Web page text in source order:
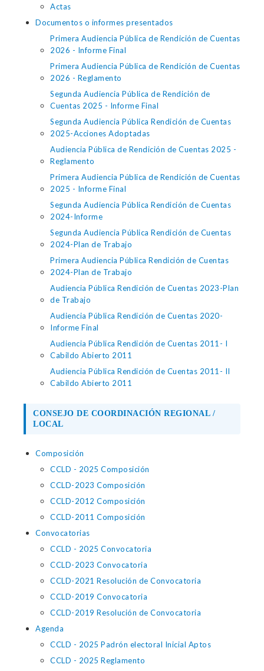
Actas
Documentos o informes presentados
Primera Audiencia Pública de Rendición de Cuentas
2026 - Informe Final
Primera Audiencia Pública de Rendición de Cuentas
2026 - Reglamento
Segunda Audiencia Pública de Rendición de
Cuentas 2025 - Informe Final
Segunda Audiencia Pública Rendición de Cuentas
2025-Acciones Adoptadas
Audiencia Pública de Rendición de Cuentas 2025 -
Reglamento
Primera Audiencia Pública de Rendición de Cuentas
2025 - Informe Final
Segunda Audiencia Pública Rendición de Cuentas
2024-Informe
Segunda Audiencia Pública Rendición de Cuentas
2024-Plan de Trabajo
Primera Audiencia Pública Rendición de Cuentas
2024-Plan de Trabajo
Audiencia Pública Rendición de Cuentas 2023-Plan
de Trabajo
Audiencia Pública Rendición de Cuentas 2020-
Informe Final
Audiencia Pública Rendición de Cuentas 2011- I
Cabildo Abierto 2011
Audiencia Pública Rendición de Cuentas 2011- II
Cabildo Abierto 2011
CONSEJO DE COORDINACIÓN REGIONAL /
LOCAL
Composición
CCLD - 2025 Composición
CCLD-2023 Composición
CCLD-2012 Composición
CCLD-2011 Composición
Convocatorias
CCLD - 2025 Convocatoria
CCLD-2023 Convocatoria
CCLD-2021 Resolución de Convocatoria
CCLD-2019 Convocatoria
CCLD-2019 Resolución de Convocatoria
Agenda
CCLD - 2025 Padrón electoral Inicial Aptos
CCLD - 2025 Reglamento